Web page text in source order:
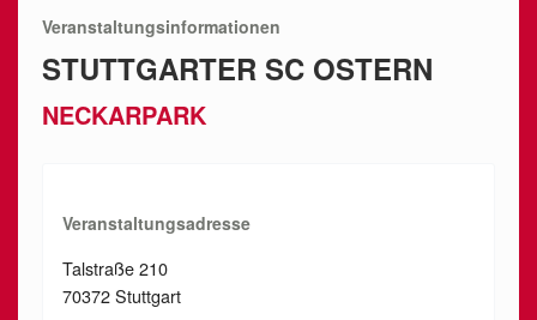
Veranstaltungsinformationen
STUTTGARTER SC OSTERN
NECKARPARK
Veranstaltungsadresse
Talstraße 210
70372 Stuttgart